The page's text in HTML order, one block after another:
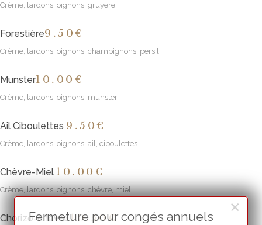
Crème, lardons, oignons, gruyère
Forestière9 .50€
Crème, lardons, oignons, champignons, persil
Munster10 .00€
Crème, lardons, oignons, munster
Ail Ciboulettes 9 .50€
Crème, lardons, oignons, ail, ciboulettes
Chèvre-Miel 10 .00€
Crème, lardons, oignons, chèvre, miel
Chorizo-chèvre10.50€
×
Fermeture pour congés annuels